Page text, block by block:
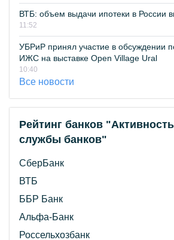
ВТБ: объем выдачи ипотеки в России
11:52
УБРиР принял участие в обсуждении
ИЖС на выставке Open Village Ural
10:40
Все новости
Рейтинг банков
службы банков"
СберБанк
ВТБ
ББР Банк
Альфа-Банк
Россельхозбанк